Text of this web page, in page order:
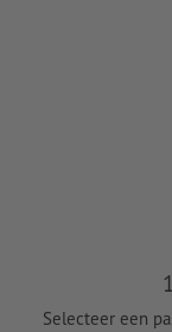
Selecteer een